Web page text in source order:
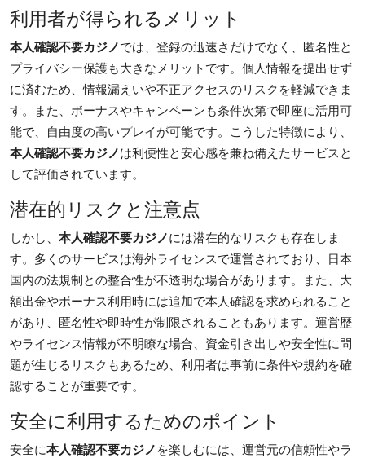
Support Number
利用者が得られるメリット
本人確認不要カジノでは、登録の迅速さだけでなく、匿名性と
プライバシー保護も大きなメリットです。個人情報を提出せず
に済むため、情報漏えいや不正アクセスのリスクを軽減できま
す。また、ボーナスやキャンペーンも条件次第で即座に活用可
能で、自由度の高いプレイが可能です。こうした特徴により、
本人確認不要カジノは利便性と安心感を兼ね備えたサービスと
して評価されています。
潜在的リスクと注意点
しかし、 本人確認不要カジノには潜在的なリスクも存在しま
す。多くのサービスは海外ライセンスで運営されており、日本
国内の法規制との整合性が不透明な場合があります。また、大
額出金やボーナス利用時には追加で本人確認を求められること
があり、匿名性や即時性が制限されることもあります。運営歴
やライセンス情報が不明瞭な場合、資金引き出しや安全性に問
題が生じるリスクもあるため、利用者は事前に条件や規約を確
認することが重要です。
安全に利用するためのポイント
安全に本人確認不要カジノ を楽しむには、運営元の信頼性やラ